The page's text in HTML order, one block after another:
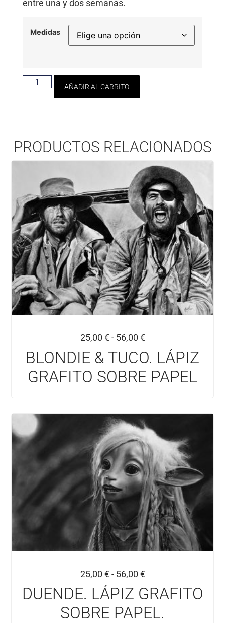
entre una y dos semanas.
Medidas
AÑADIR AL CARRITO
PRODUCTOS RELACIONADOS
25,00 € - 56,00 €
BLONDIE & TUCO. LÁPIZ
GRAFITO SOBRE PAPEL
25,00 € - 56,00 €
DUENDE. LÁPIZ GRAFITO
SOBRE PAPEL.